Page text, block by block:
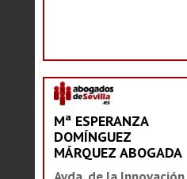
Mª ESPERANZA
DOMÍNGUEZ
MÁRQUEZ ABOGADA